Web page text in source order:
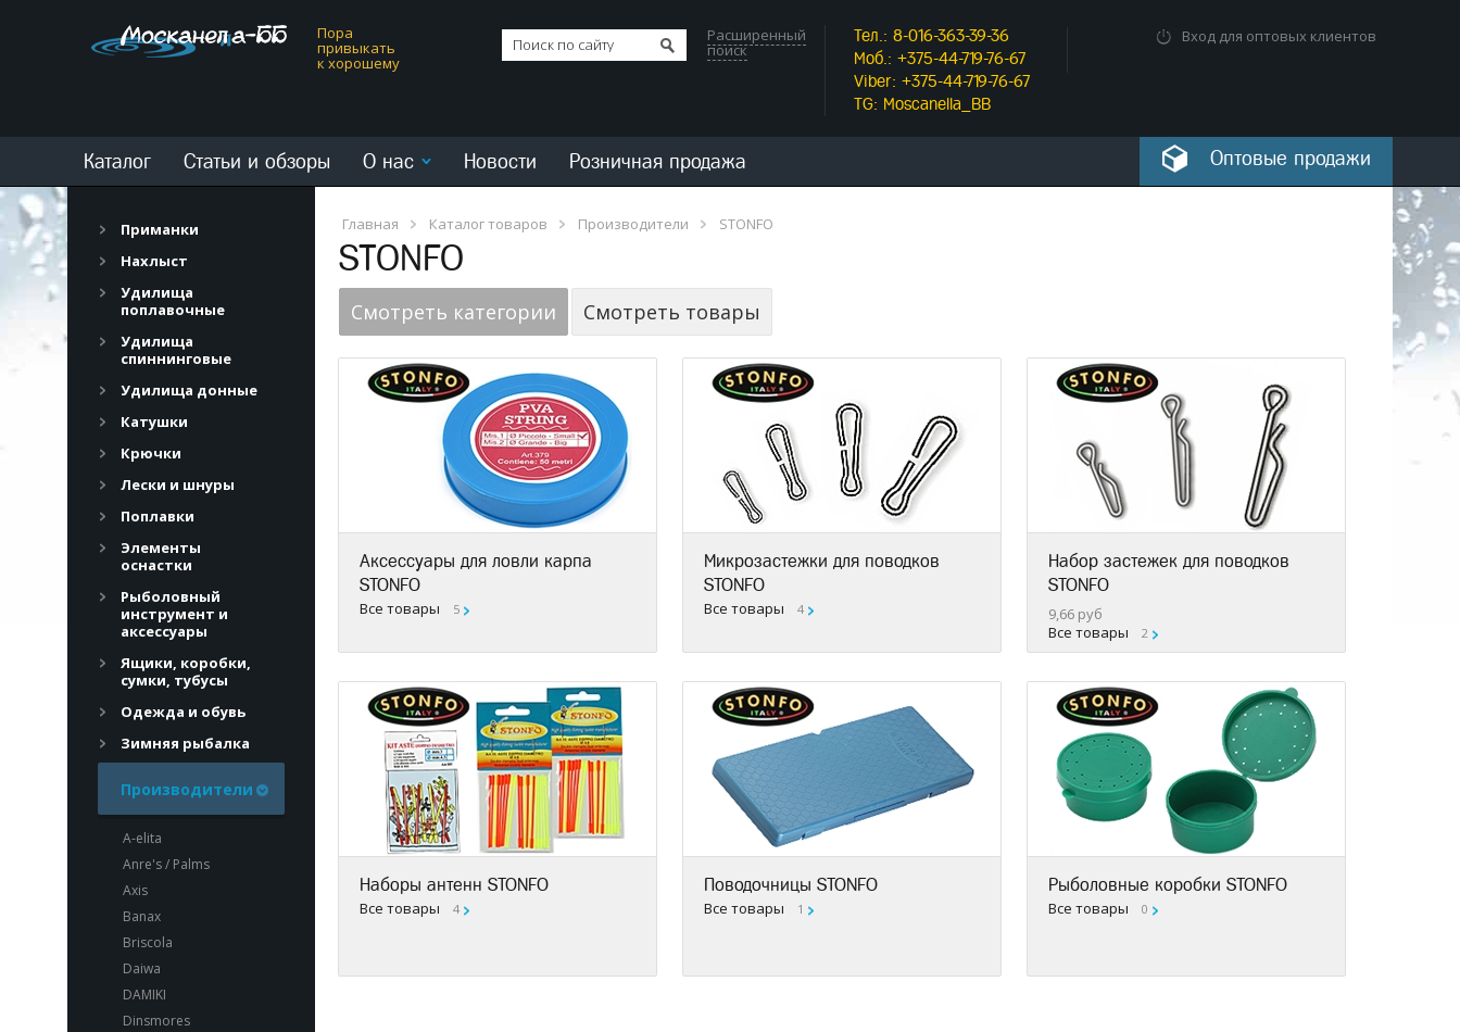
Пора
привыкать
к хорошему
Расширенный
поиск
Тел.: 8-016-363-39-36
Моб.: +375-44-719-76-67
Viber: +375-44-719-76-67
TG: Moscanella_BB
Вход для оптовых клиентов
Каталог Статьи и обзоры О нас Новости Розничная продажа Оптовые продажи
Главная Каталог товаров Производители STONFO
STONFO
Смотреть категории Смотреть товары
Аксессуары для ловли карпа
STONFO
Все товары 5
Микрозастежки для поводков
STONFO
Все товары 4
Набор застежек для поводков
STONFO
9,66 руб
Все товары
2
Наборы антенн STONFO
Все товары 4
Поводочницы STONFO
Все товары 1
Рыболовные коробки STONFO
Все товары 0
Приманки
Нахлыст
Удилища
поплавочные
Удилища
спиннинговые
Удилища донные
Катушки
Крючки
Лески и шнуры
Поплавки
Элементы
оснастки
Рыболовный
инструмент и
аксессуары
Ящики, коробки,
сумки, тубусы
Одежда и обувь
Зимняя рыбалка
Производители
A-elita
Anre's / Palms
Axis
Banax
Briscola
Daiwa
DAMIKI
Dinsmores